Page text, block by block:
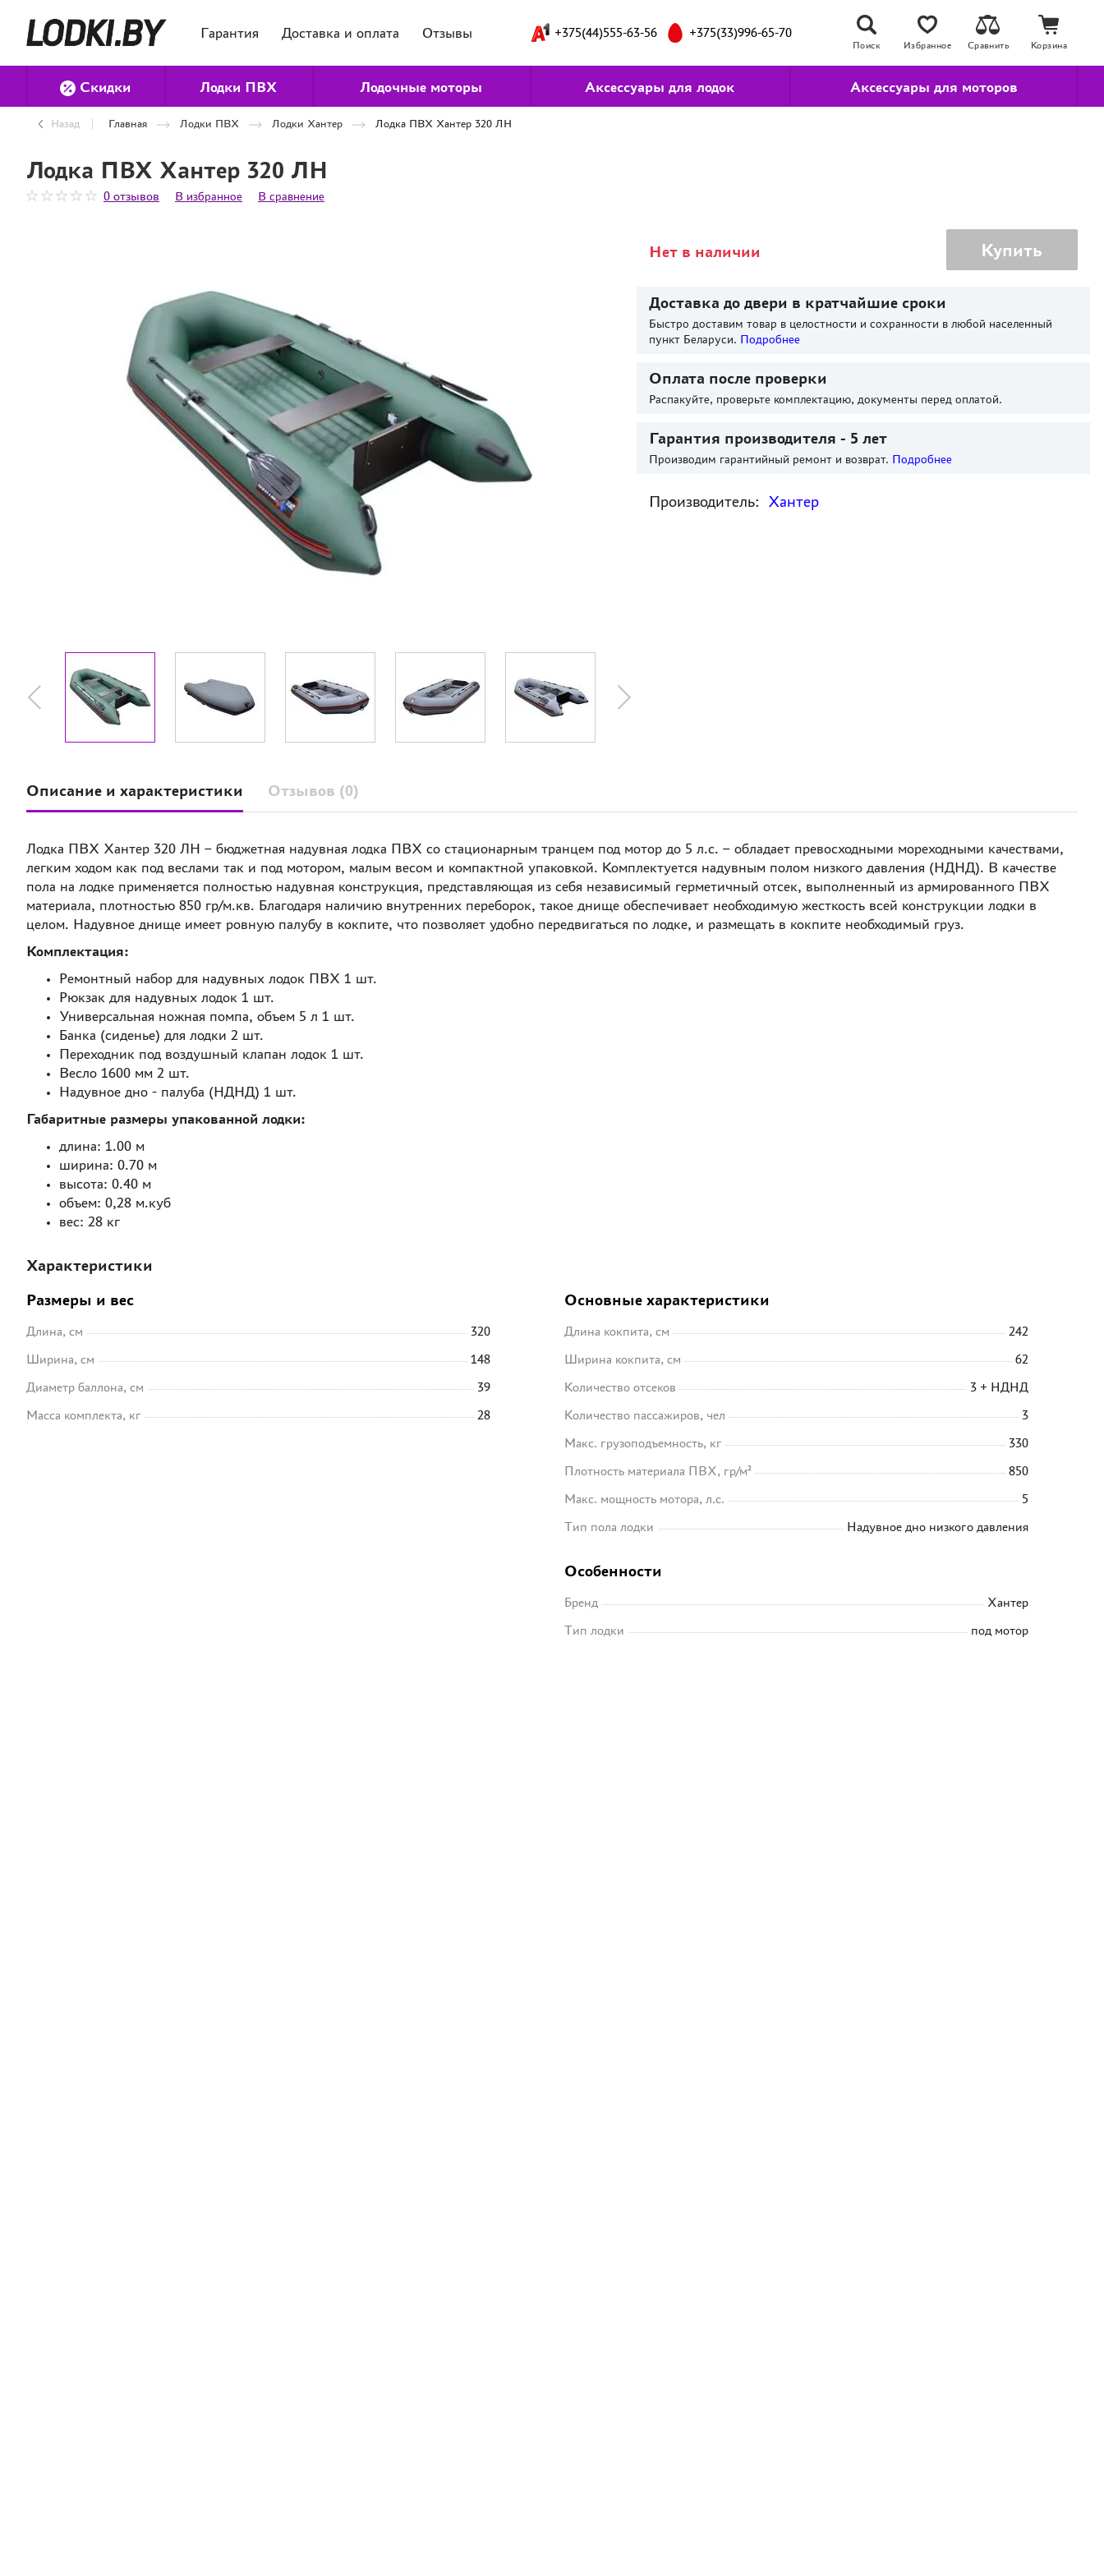
Гарантия Доставка и оплата Отзывы +375(44)555-63-56 +375(33)996-65-70
Поиск Избранное Сравнить Корзина
Скидки Лодки ПВХ Лодочные моторы Аксессуары для лодок Аксессуары для моторов
Назад Главная Лодки ПВХ Лодки Хантер Лодка ПВХ Хантер 320 ЛН
Лодка ПВХ Хантер 320 ЛН
0 отзывов В избранное В сравнение
Нет в наличии Купить
Доставка до двери в кратчайшие сроки
Быстро доставим товар в целостности и сохранности в любой населенный
пункт Беларуси. Подробнее
Оплата после проверки
Распакуйте, проверьте комплектацию, документы перед оплатой.
Гарантия производителя - 5 лет
Производим гарантийный ремонт и возврат. Подробнее
Производитель: Хантер
Описание и характеристики Отзывов (0)
Лодка ПВХ Хантер 320 ЛН – бюджетная надувная лодка ПВХ со стационарным транцем под мотор до 5 л.с. – обладает превосходными мореходными качествами,
легким ходом как под веслами так и под мотором, малым весом и компактной упаковкой. Комплектуется надувным полом низкого давления (НДНД). В качестве
пола на лодке применяется полностью надувная конструкция, представляющая из себя независимый герметичный отсек, выполненный из армированного ПВХ
материала, плотностью 850 гр/м.кв. Благодаря наличию внутренних переборок, такое днище обеспечивает необходимую жесткость всей конструкции лодки в
целом. Надувное днище имеет ровную палубу в кокпите, что позволяет удобно передвигаться по лодке, и размещать в кокпите необходимый груз.
Комплектация:
Ремонтный набор для надувных лодок ПВХ 1 шт.
Рюкзак для надувных лодок 1 шт.
Универсальная ножная помпа, объем 5 л 1 шт.
Банка (сиденье) для лодки 2 шт.
Переходник под воздушный клапан лодок 1 шт.
Весло 1600 мм 2 шт.
Надувное дно - палуба (НДНД) 1 шт.
Габаритные размеры упакованной лодки:
длина: 1.00 м
ширина: 0.70 м
высота: 0.40 м
объем: 0,28 м.куб
вес: 28 кг
Характеристики
Размеры и вес
Длина, см
320
Ширина, см
148
Диаметр баллона, см
39
Масса комплекта, кг
28
Основные характеристики
Длина кокпита, см
242
Ширина кокпита, см
62
Количество отсеков
3 + НДНД
Количество пассажиров, чел
3
Макс. грузоподъемность, кг
330
Плотность материала ПВХ, гр/м²
850
Макс. мощность мотора, л.с.
5
Тип пола лодки
Надувное дно низкого давления
Особенности
Бренд
Хантер
Тип лодки
под мотор